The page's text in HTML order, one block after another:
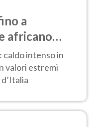
a
africano
intenso in
valori estremi